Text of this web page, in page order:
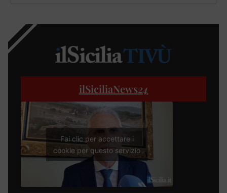
ilSiciliaNews24
Fai clic per accettare i
cookie per questo servizio